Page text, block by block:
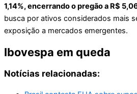
1,14%, encerrando o pregão a R$
busca por ativos considerados mais
exposição a mercados emergentes.
Ibovespa em queda
Notícias relacionadas: